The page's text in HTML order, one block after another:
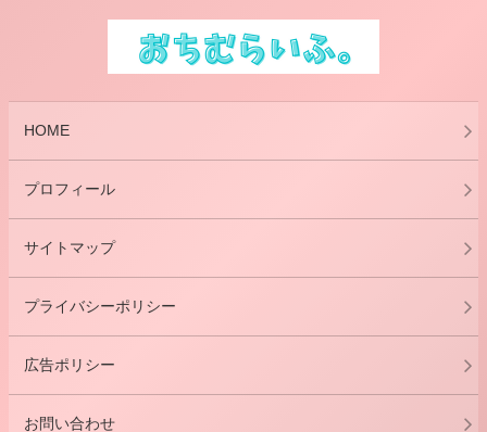
HOME
プロフィール
サイトマップ
プライバシーポリシー
広告ポリシー
お問い合わせ